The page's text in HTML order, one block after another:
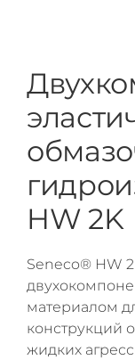
HW 2K
Seneco® HW
материалом
конструкций
жидких